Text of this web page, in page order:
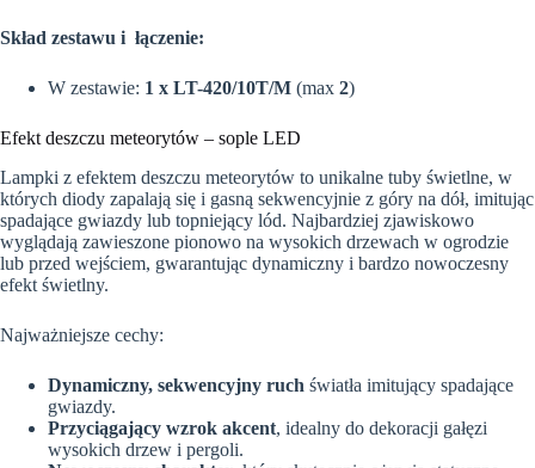
Skład zestawu i łączenie:
W zestawie: 1 x LT-420/10T/M (max 2)
Efekt deszczu meteorytów – sople LED
Lampki z efektem deszczu meteorytów to unikalne tuby świetlne, w
których diody zapalają się i gasną sekwencyjnie z góry na dół, imitując
spadające gwiazdy lub topniejący lód. Najbardziej zjawiskowo
wyglądają zawieszone pionowo na wysokich drzewach w ogrodzie
lub przed wejściem, gwarantując dynamiczny i bardzo nowoczesny
efekt świetlny.
Najważniejsze cechy:
Dynamiczny, sekwencyjny ruch światła imitujący spadające
gwiazdy.
Przyciągający wzrok akcent, idealny do dekoracji gałęzi
wysokich drzew i pergoli.